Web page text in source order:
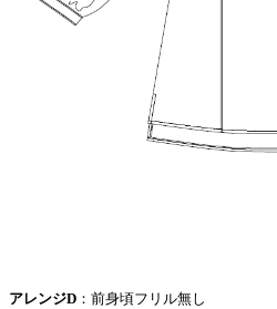
アレンジD ：前身頃フリル無し